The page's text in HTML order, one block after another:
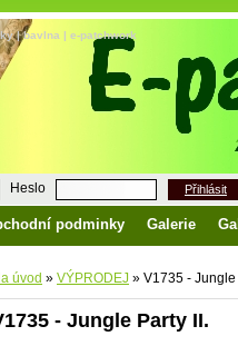
| bavlna | e-patchwork
Heslo Přihlásit
podminky Galerie
úvod » VÝPRODEJ » V1735 - Jungle
- Jungle Party II.